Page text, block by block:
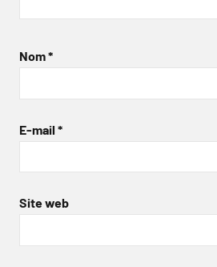
Nom*
E-mail *
Site web